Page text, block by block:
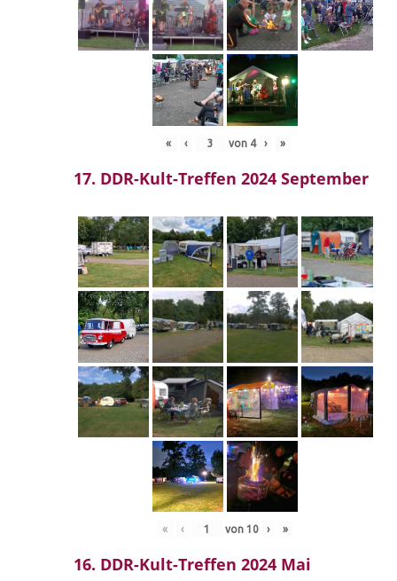
« ‹ von 4 › »
17. DDR-Kult-Treffen 2024 September
« ‹ von 10 › »
16. DDR-Kult-Treffen 2024 Mai